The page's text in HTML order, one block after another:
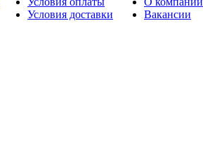
Условия доставки
Вакансии